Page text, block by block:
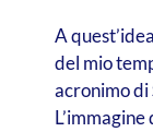
A
del mio
acronimo di